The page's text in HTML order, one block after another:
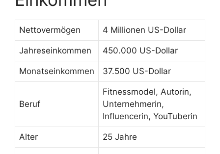
Nettovermögen 4 Millionen US-Dollar
Jahreseinkommen 450.000 US-Dollar
Monatseinkommen 37.500 US-Dollar
Beruf
Fitnessmodel, Autorin,
Unternehmerin,
Influencerin, YouTuberin
Alter 25 Jahre